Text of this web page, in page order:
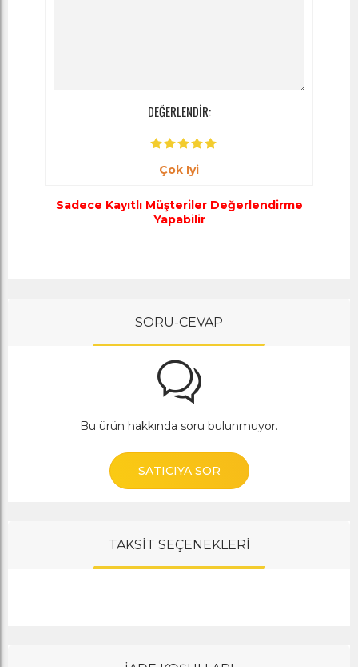
DEĞERLENDİR:
Çok Iyi
Sadece Kayıtlı Müşteriler Değerlendirme
Yapabilir
SORU-CEVAP
Bu ürün hakkında soru bulunmuyor.
SATICIYA SOR
TAKSİT SEÇENEKLERİ